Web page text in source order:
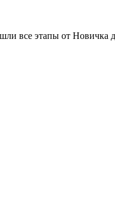
все этапы от Новичка